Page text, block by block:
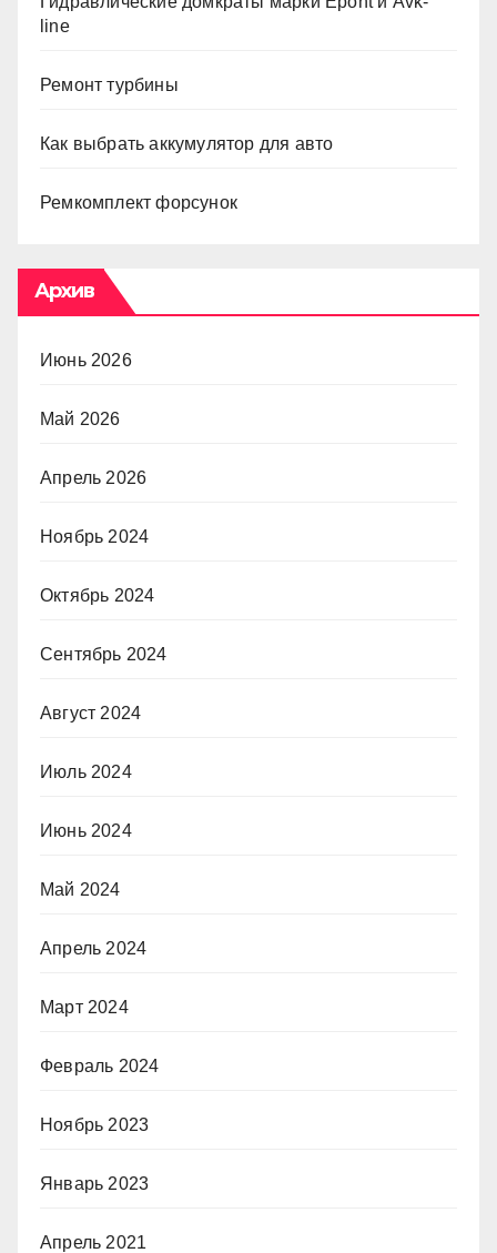
line
Ремонт турбины
Как выбрать аккумулятор для авто
Ремкомплект форсунок
Архив
Июнь 2026
Май 2026
Апрель 2026
Ноябрь 2024
Октябрь 2024
Сентябрь 2024
Август 2024
Июль 2024
Июнь 2024
Май 2024
Апрель 2024
Март 2024
Февраль 2024
Ноябрь 2023
Январь 2023
Апрель 2021